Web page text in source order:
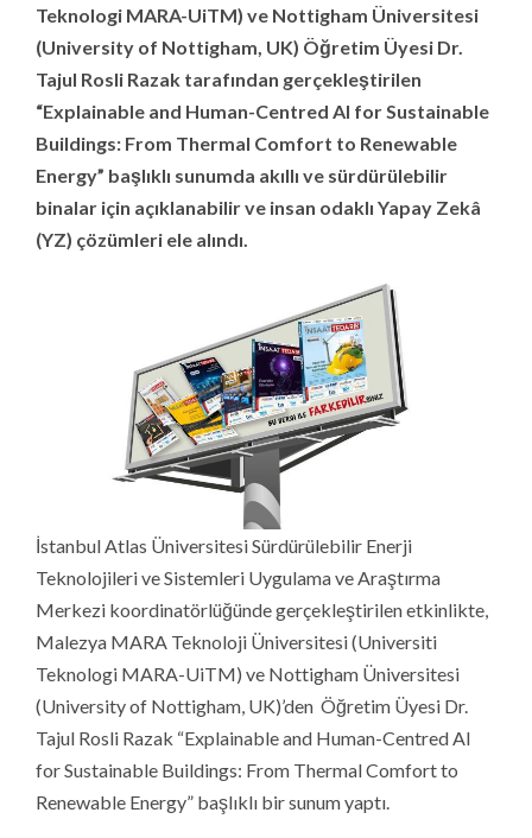
Teknologi MARA-UiTM) ve Nottigham Üniversitesi
(University of Nottigham, UK) Öğretim Üyesi Dr.
Tajul Rosli Razak tarafından gerçekleştirilen
“Explainable and Human-Centred AI for Sustainable
Buildings: From Thermal Comfort to Renewable
Energy” başlıklı sunumda akıllı ve sürdürülebilir
binalar için açıklanabilir ve insan odaklı Yapay Zekâ
(YZ) çözümleri ele alındı.
İstanbul Atlas Üniversitesi Sürdürülebilir Enerji
Teknolojileri ve Sistemleri Uygulama ve Araştırma
Merkezi koordinatörlüğünde gerçekleştirilen etkinlikte,
Malezya MARA Teknoloji Üniversitesi (Universiti
Teknologi MARA-UiTM) ve Nottigham Üniversitesi
(University of Nottigham, UK)’den Öğretim Üyesi Dr.
Tajul Rosli Razak “Explainable and Human-Centred AI
for Sustainable Buildings: From Thermal Comfort to
Renewable Energy” başlıklı bir sunum yaptı.